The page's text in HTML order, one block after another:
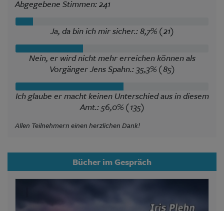
Abgegebene Stimmen: 241
Ja, da bin ich mir sicher.: 8,7% (21)
Nein, er wird nicht mehr erreichen können als
Vorgänger Jens Spahn.: 35,3% (85)
Ich glaube er macht keinen Unterschied aus in diesem
Amt.: 56,0% (135)
Allen Teilnehmern einen herzlichen Dank!
Bücher im Gespräch